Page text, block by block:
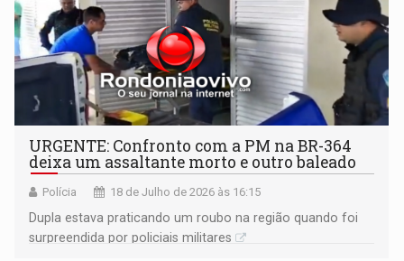
URGENTE: Confronto com a PM na BR-364
deixa um assaltante morto e outro baleado
Polícia 18 de Julho de 2026 às 16:15
Dupla estava praticando um roubo na região quando foi
surpreendida por policiais militares